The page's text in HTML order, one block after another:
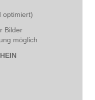
optimiert)
Bilder
möglich